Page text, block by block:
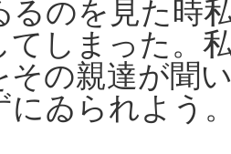
るのを見た時
てしまった。
その親達が聞
にゐられよう